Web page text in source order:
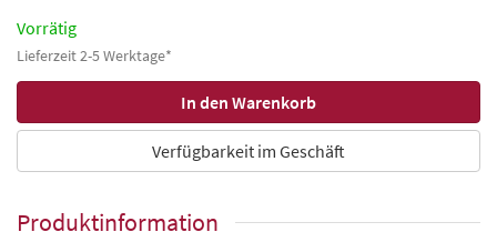
Vorrätig
Lieferzeit 2-5 Werktage*
Verfügbarkeit im Geschäft
Produktinformation